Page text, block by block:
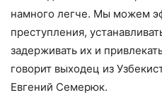
намного легче. Мы можем
преступления,
задерживать их и
говорит выходец из
Евгений Семерюк.